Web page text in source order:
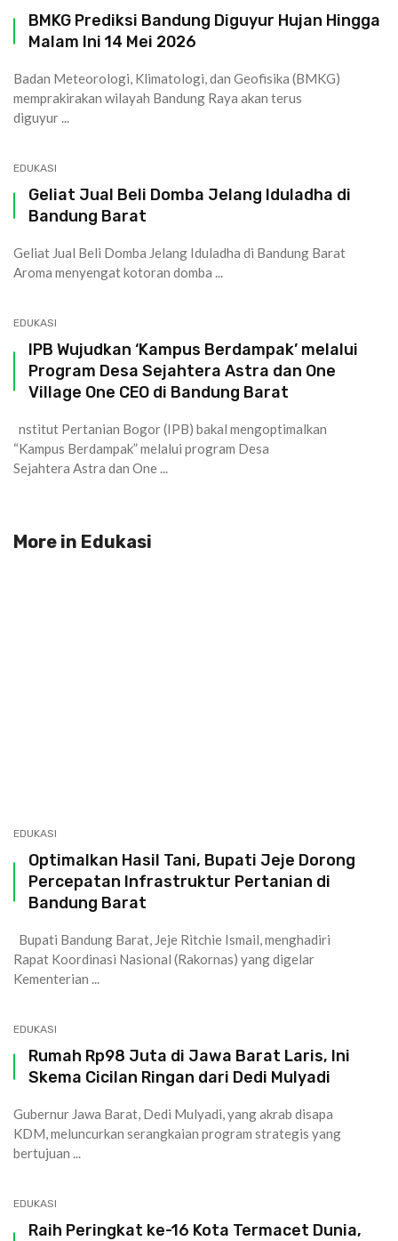
BMKG Prediksi Bandung Diguyur Hujan Hingga
Malam Ini 14 Mei 2026
Badan Meteorologi, Klimatologi, dan Geofisika (BMKG)
memprakirakan wilayah Bandung Raya akan terus
diguyur ...
EDUKASI
Geliat Jual Beli Domba Jelang Iduladha di
Bandung Barat
Geliat Jual Beli Domba Jelang Iduladha di Bandung Barat
Aroma menyengat kotoran domba ...
EDUKASI
IPB Wujudkan ‘Kampus Berdampak’ melalui
Program Desa Sejahtera Astra dan One
Village One CEO di Bandung Barat
nstitut Pertanian Bogor (IPB) bakal mengoptimalkan
“Kampus Berdampak” melalui program Desa
Sejahtera Astra dan One ...
More in Edukasi
EDUKASI
Optimalkan Hasil Tani, Bupati Jeje Dorong
Percepatan Infrastruktur Pertanian di
Bandung Barat
Bupati Bandung Barat, Jeje Ritchie Ismail, menghadiri
Rapat Koordinasi Nasional (Rakornas) yang digelar
Kementerian ...
EDUKASI
Rumah Rp98 Juta di Jawa Barat Laris, Ini
Skema Cicilan Ringan dari Dedi Mulyadi
Gubernur Jawa Barat, Dedi Mulyadi, yang akrab disapa
KDM, meluncurkan serangkaian program strategis yang
bertujuan ...
EDUKASI
Raih Peringkat ke-16 Kota Termacet Dunia,